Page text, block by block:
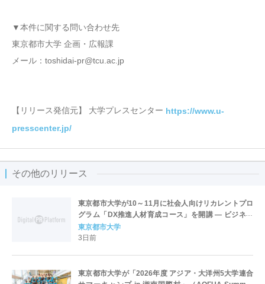
▼本件に関する問い合わせ先
東京都市大学 企画・広報課
メール：toshidai-pr@tcu.ac.jp
【リリース発信元】 大学プレスセンター https://www.u-
presscenter.jp/
その他のリリース
東京都市大学が10～11月に社会人向けリカレントプロ
グラム「DX推進人材育成コース」を開講 ― ビジネス
アーキテクトとしての思考と実践力を養う
東京都市大学
3日前
東京都市大学が「2026年度 アジア・大洋州5大学連合